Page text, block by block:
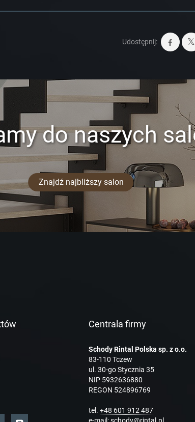
Udostępnij:
do naszych
Znajdź najbliższy salon
Centrala firmy
Schody Rintal Polska sp. z o.o.
83-110 Tczew
ul. 30-go Stycznia 35
NIP 5932636880
REGON 524896769
tel. +48 601 912 487